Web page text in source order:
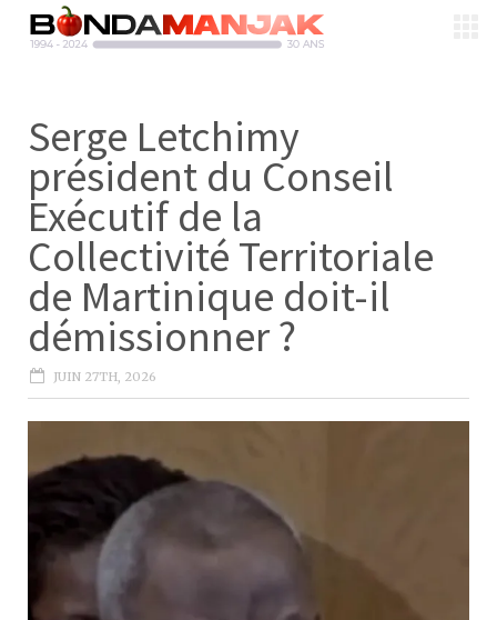
Serge Letchimy
président du Conseil
Exécutif de la
Collectivité Territoriale
de Martinique doit-il
démissionner ?
JUIN 27TH, 2026